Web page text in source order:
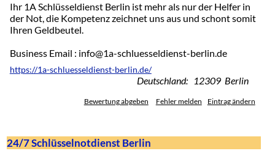
Ihr 1A Schlüsseldienst Berlin ist mehr als nur der Helfer in
der Not, die Kompetenz zeichnet uns aus und schont somit
Ihren Geldbeutel.
Business Email : info@1a-schluesseldienst-berlin.de
https://1a-schluesseldienst-berlin.de/
Deutschland: 12309 Berlin
Bewertung abgeben Fehler melden Eintrag ändern
24/7 Schlüsselnotdienst Berlin